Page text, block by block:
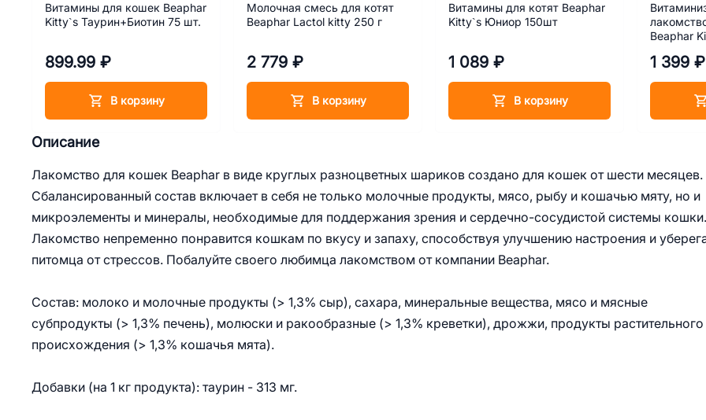
Описание
Лакомство для кошек Beaphar в виде круглых разноцветных шариков создано для кошек от шести месяцев.
Сбалансированный состав включает в себя не только молочные продукты, мясо, рыбу и кошачью мяту, но и
микроэлементы и минералы, необходимые для поддержания зрения и сердечно-сосудистой системы кошки.
Лакомство непременно понравится кошкам по вкусу и запаху, способствуя улучшению настроения и
питомца от стрессов. Побалуйте своего любимца лакомством от компании Beaphar.
Состав: молоко и молочные продукты (> 1,3% сыр), сахара, минеральные вещества, мясо и мясные
субпродукты (> 1,3% печень), молюски и ракообразные (> 1,3% креветки), дрожжи, продукты растительного
происхождения (> 1,3% кошачья мята).
Добавки (на 1 кг продукта): таурин - 313 мг.
Витамины для кошек Beaphar
Kitty`s Таурин+Биотин 75 шт.
899.99 ₽
В корзину
Молочная смесь для котят
Beaphar Lactol kitty 250 г
2 779 ₽
В корзину
Витамины для котят Beaphar
Kitty`s Юниор 150шт
1 089 ₽
В корзину
Beaphar
1 399 ₽